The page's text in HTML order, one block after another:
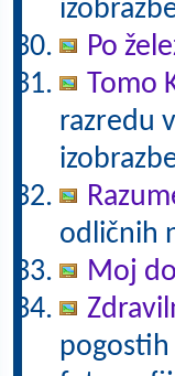
Po
Tomo
razredu
odličnih
Moj
pogostih